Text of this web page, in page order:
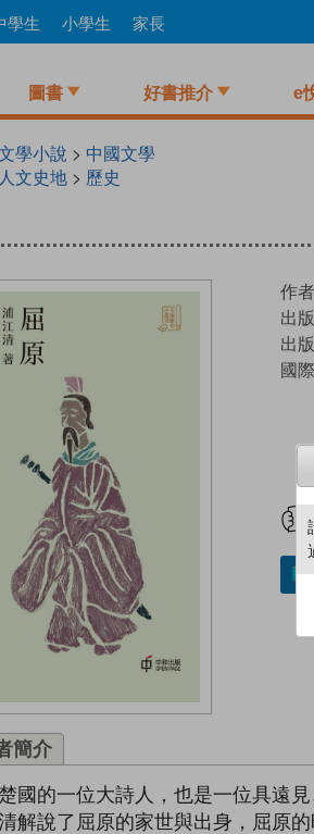
學生 小學生 家長
圖書 好書推介 e
學小說 > 中國文學
人文史地 > 歷史
作
出
出
國
簡介
國的一位大詩人，也是一位具遠
解說了屈原的家世與出身，屈原